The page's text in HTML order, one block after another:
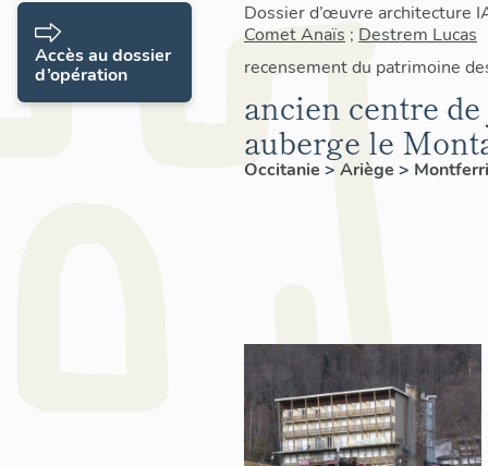
Dossier d’œuvre architecture
Comet Anaïs ; Destrem Lucas
recensement du patrimoine
ancien centre
auberge le
Occitanie > Ariège >
Accès au dossier
d’opération